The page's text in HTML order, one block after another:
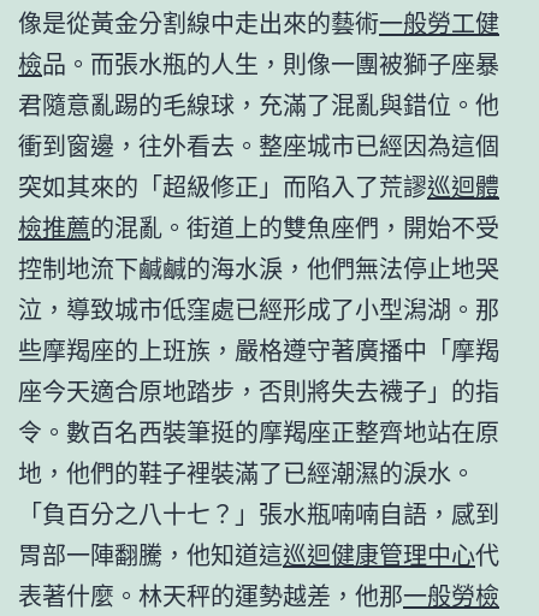
像是從黃金分割線中走出來的藝術一般勞工健
檢品。而張水瓶的人生，則像一團被獅子座暴
君隨意亂踢的毛線球，充滿了混亂與錯位。他
衝到窗邊，往外看去。整座城市已經因為這個
突如其來的「超級修正」而陷入了荒謬巡迴體
檢推薦的混亂。街道上的雙魚座們，開始不受
控制地流下鹹鹹的海水淚，他們無法停止地哭
泣，導致城市低窪處已經形成了小型潟湖。那
些摩羯座的上班族，嚴格遵守著廣播中「摩羯
座今天適合原地踏步，否則將失去襪子」的指
令。數百名西裝筆挺的摩羯座正整齊地站在原
地，他們的鞋子裡裝滿了已經潮濕的淚水。
「負百分之八十七？」張水瓶喃喃自語，感到
胃部一陣翻騰，他知道這巡迴健康管理中心代
表著什麼。林天秤的運勢越差，他那一般勞檢